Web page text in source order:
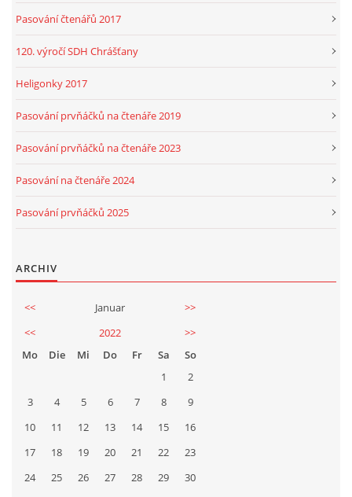
Pasování čtenářů 2017
120. výročí SDH Chrášťany
Heligonky 2017
Pasování prvňáčků na čtenáře 2019
Pasování prvňáčků na čtenáře 2023
Pasování na čtenáře 2024
Pasování prvňáčků 2025
ARCHIV
<< Januar
>>
<<
2022
>>
Mo
Die Mi Do Fr Sa
So
1
2
3
4 5 6 7 8
9
10
11 12 13 14 15
16
17
18 19 20 21 22
23
24
25 26 27 28 29
30